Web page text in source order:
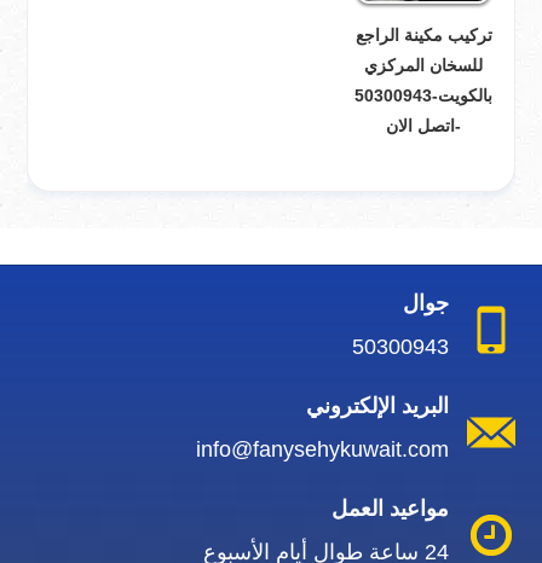
تركيب مكينة الراجع
للسخان المركزي
بالكويت-50300943
-اتصل الان
جوال
50300943
البريد الإلكتروني
info@fanysehykuwait.com
مواعيد العمل
24 ساعة طوال أيام الأسبوع